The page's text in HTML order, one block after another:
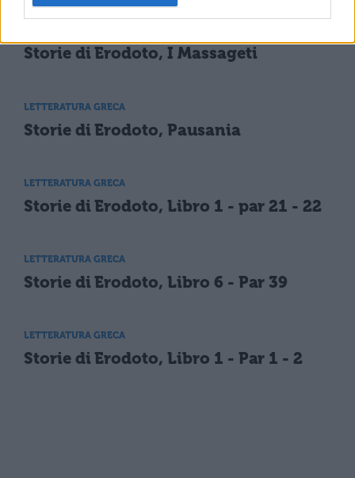
Storie di Erodoto, I Massageti
LETTERATURA GRECA
Storie di Erodoto, Pausania
LETTERATURA GRECA
Storie di Erodoto, Libro 1 - par 21 - 22
LETTERATURA GRECA
Storie di Erodoto, Libro 6 - Par 39
LETTERATURA GRECA
Storie di Erodoto, Libro 1 - Par 1 - 2